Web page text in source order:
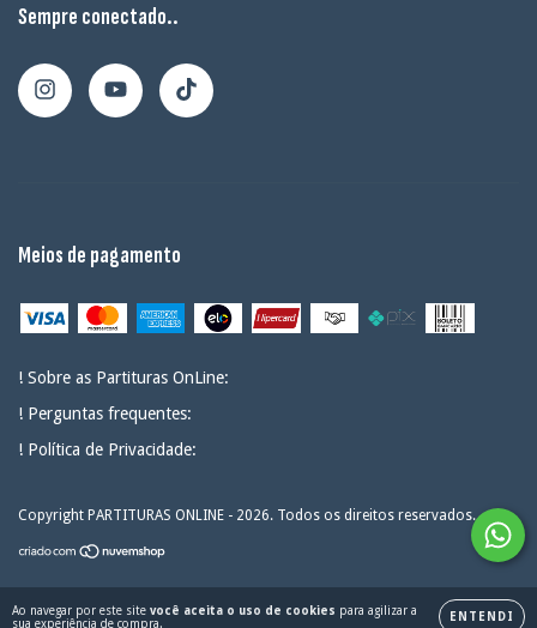
Ao navegar por este site você aceita o uso de cookies para agilizar a
sua experiência de compra.
ENTENDI
Sempre conectado..
Meios de pagamento
! Sobre as Partituras OnLine:
! Perguntas frequentes:
! Política de Privacidade:
Copyright PARTITURAS ONLINE - 2026. Todos os direitos reservados.